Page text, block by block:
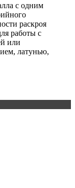
с одним
раскроя
работы с
или
латунью,